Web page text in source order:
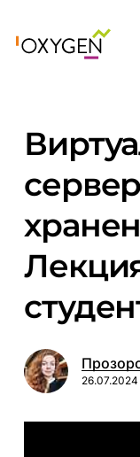
main
26.07.2024